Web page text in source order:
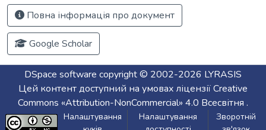
Повна інформація про документ
Google Scholar
DSpace software copyright © 2002-2026 LYRASIS
Цей контент доступний на умовах ліцензіїCreative
Commons «Attribution-NonCommercial» 4.0 Всесвітня .
Налаштування
Налаштування
Зворотній